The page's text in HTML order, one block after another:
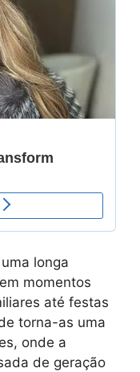
longa
momentos
até festas
torna-as uma
onde a
de geração